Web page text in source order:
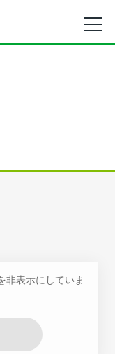
非表示にしていま